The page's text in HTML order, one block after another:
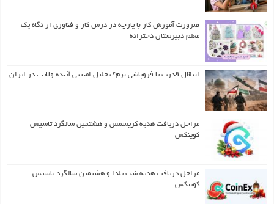
ضرورت آموزش کار با پارچه در درس کار و فناوری از نگاه یک
معلم دبیرستان دخترانه
انتقال قدرت یا فروپاشی نرم؟ تحلیل امنیتی آینده ولایت در ایران
مراحل دریافت هدیه کریسمس و هشتمین سالگرد تاسیس
کوینکس
مراحل دریافت هدیه شب یلدا و هشتمین سالگرد تاسیس
کوینکس